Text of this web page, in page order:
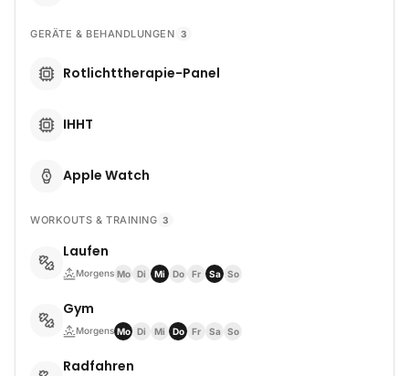
GERÄTE & BEHANDLUNGEN 3
Rotlichttherapie-Panel
IHHT
Apple Watch
WORKOUTS & TRAINING 3
Laufen
Morgens Mo Di Mi Do Fr Sa So
Gym
Morgens Mo Di Mi Do Fr Sa So
Radfahren